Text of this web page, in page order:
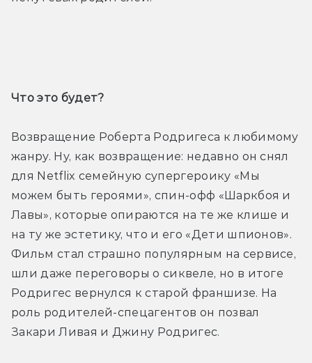
Что это будет?
Возвращение Роберта Родригеса к любимому
жанру. Ну, как возвращение: недавно он снял
для Netflix семейную супергероику «Мы
можем быть героями», спин-офф «Шаркбоя и
Лавы», которые опираются на те же клише и
на ту же эстетику, что и его «Дети шпионов».
Фильм стал страшно популярным на сервисе,
шли даже переговоры о сиквеле, но в итоге
Родригес вернулся к старой франшизе. На
роль родителей-спецагентов он позвал
Закари Ливая и Джину Родригес.